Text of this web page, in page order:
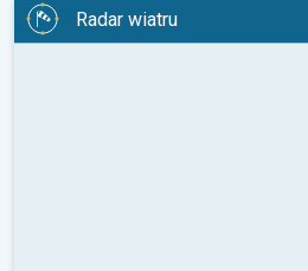
Radar wiatru